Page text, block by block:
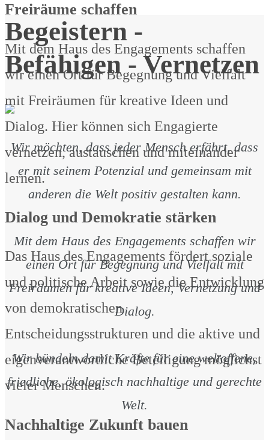
Freiräume schaffen
Mit dem Haus des Engagements schaffen
wir einen Ort für Begegnung und Vielfalt
mit Freiräumen für kreative Ideen und
Dialog. Hier können sich Engagierte
vernetzen, austauschen und miteinander
lernen.
Dialog und Demokratie stärken
Das Haus des Engagements fördert soziale
und politische Arbeit sowie die Entwicklung
von demokratischen
Entscheidungsstrukturen und die aktive und
eigenverantwortliche Beteiligung möglichst
vieler Menschen.
Nachhaltige Zukunft bauen
Begeistern -
Befähigen - Vernetzen
Wir möchten, dass jeder Mensch erfährt, dass
er mit seinem Potenzial und gemeinsam mit
anderen die Welt positiv gestalten kann.
Mit dem Haus des Engagements schaffen wir
einen Ort für Begegnung und Vielfalt mit
Freiräumen für kreative Ideen, Vernetzung und
Dialog.
Wir bündeln damit Kräfte für eine weltoffene,
friedliche, ökologisch nachhaltige und gerechte
Welt.